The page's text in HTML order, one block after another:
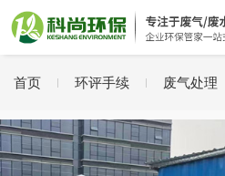
首页 环评手续 废气处理